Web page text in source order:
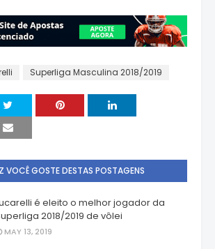
Superliga Masculina 2018/2019
VOCÊ GOSTE DESTAS POSTAGENS
é eleito o melhor jogador da
2018/2019 de vôlei
MAY 13, 2019